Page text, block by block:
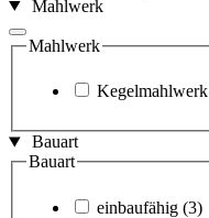
Mahlwerk
Mahlwerk
Kegelmahlwerk
Bauart
Bauart
einbaufähig (3)